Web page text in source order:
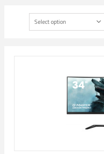
Select option